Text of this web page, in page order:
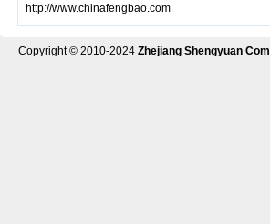
http://www.chinafengbao.com
Copyright © 2010-2024 Zhejiang Shengyuan